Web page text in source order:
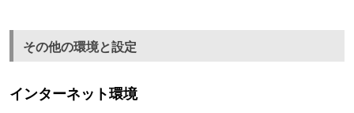
その他の環境と設定
インターネット環境